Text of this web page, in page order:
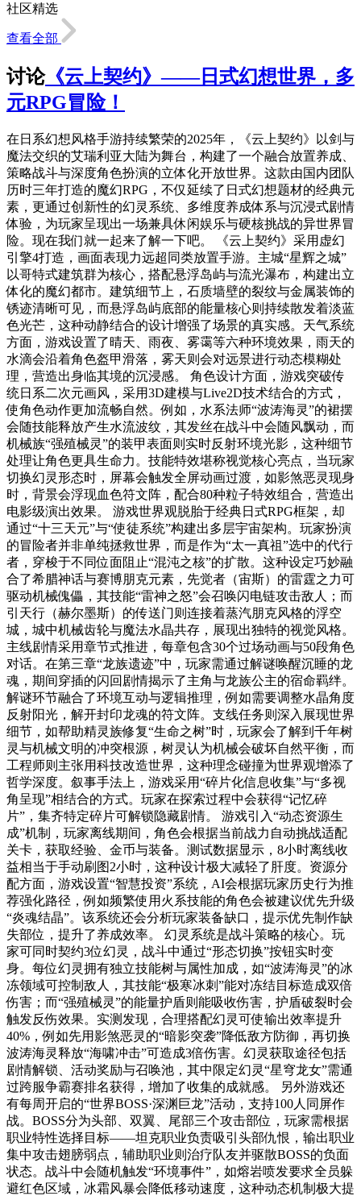
社区精选
查看全部
讨论《云上契约》——日式幻想世界，多
元RPG冒险！
在日系幻想风格手游持续繁荣的2025年，《云上契约》以剑与
魔法交织的艾瑞利亚大陆为舞台，构建了一个融合放置养成、
策略战斗与深度角色扮演的立体化开放世界。这款由国内团队
历时三年打造的魔幻RPG，不仅延续了日式幻想题材的经典元
素，更通过创新性的幻灵系统、多维度养成体系与沉浸式剧情
体验，为玩家呈现出一场兼具休闲娱乐与硬核挑战的异世界冒
险。现在我们就一起来了解一下吧。 《云上契约》采用虚幻
引擎4打造，画面表现力远超同类放置手游。主城“星辉之城”
以哥特式建筑群为核心，搭配悬浮岛屿与流光瀑布，构建出立
体化的魔幻都市。建筑细节上，石质墙壁的裂纹与金属装饰的
锈迹清晰可见，而悬浮岛屿底部的能量核心则持续散发着淡蓝
色光芒，这种动静结合的设计增强了场景的真实感。天气系统
方面，游戏设置了晴天、雨夜、雾霭等六种环境效果，雨天的
水滴会沿着角色盔甲滑落，雾天则会对远景进行动态模糊处
理，营造出身临其境的沉浸感。 角色设计方面，游戏突破传
统日系二次元画风，采用3D建模与Live2D技术结合的方式，
使角色动作更加流畅自然。例如，水系法师“波涛海灵”的裙摆
会随技能释放产生水流波纹，其发丝在战斗中会随风飘动，而
机械族“强殖械灵”的装甲表面则实时反射环境光影，这种细节
处理让角色更具生命力。技能特效堪称视觉核心亮点，当玩家
切换幻灵形态时，屏幕会触发全屏动画过渡，如影煞恶灵现身
时，背景会浮现血色符文阵，配合80种粒子特效组合，营造出
电影级演出效果。 游戏世界观脱胎于经典日式RPG框架，却
通过“十三天元”与“使徒系统”构建出多层宇宙架构。玩家扮演
的冒险者并非单纯拯救世界，而是作为“太一真祖”选中的代行
者，穿梭于不同位面阻止“混沌之核”的扩散。这种设定巧妙融
合了希腊神话与赛博朋克元素，先觉者（宙斯）的雷霆之力可
驱动机械傀儡，其技能“雷神之怒”会召唤闪电链攻击敌人；而
引天行（赫尔墨斯）的传送门则连接着蒸汽朋克风格的浮空
城，城中机械齿轮与魔法水晶共存，展现出独特的视觉风格。
主线剧情采用章节式推进，每章包含30个过场动画与50段角色
对话。在第三章“龙族遗迹”中，玩家需通过解谜唤醒沉睡的龙
魂，期间穿插的闪回剧情揭示了主角与龙族公主的宿命羁绊。
解谜环节融合了环境互动与逻辑推理，例如需要调整水晶角度
反射阳光，解开封印龙魂的符文阵。支线任务则深入展现世界
细节，如帮助精灵族修复“生命之树”时，玩家会了解到千年树
灵与机械文明的冲突根源，树灵认为机械会破坏自然平衡，而
工程师则主张用科技改造世界，这种理念碰撞为世界观增添了
哲学深度。叙事手法上，游戏采用“碎片化信息收集”与“多视
角呈现”相结合的方式。玩家在探索过程中会获得“记忆碎
片”，集齐特定碎片可解锁隐藏剧情。 游戏引入“动态资源生
成”机制，玩家离线期间，角色会根据当前战力自动挑战适配
关卡，获取经验、金币与装备。测试数据显示，8小时离线收
益相当于手动刷图2小时，这种设计极大减轻了肝度。资源分
配方面，游戏设置“智慧投资”系统，AI会根据玩家历史行为推
荐强化路径，例如频繁使用火系技能的角色会被建议优先升级
“炎魂结晶”。该系统还会分析玩家装备缺口，提示优先制作缺
失部位，提升了养成效率。 幻灵系统是战斗策略的核心。玩
家可同时契约3位幻灵，战斗中通过“形态切换”按钮实时变
身。每位幻灵拥有独立技能树与属性加成，如“波涛海灵”的冰
冻领域可控制敌人，其技能“极寒冰刺”能对冻结目标造成双倍
伤害；而“强殖械灵”的能量护盾则能吸收伤害，护盾破裂时会
触发反伤效果。实测发现，合理搭配幻灵可使输出效率提升
40%，例如先用影煞恶灵的“暗影突袭”降低敌方防御，再切换
波涛海灵释放“海啸冲击”可造成3倍伤害。幻灵获取途径包括
剧情解锁、活动奖励与召唤池，其中限定幻灵“星穹龙女”需通
过跨服争霸赛排名获得，增加了收集的成就感。 另外游戏还
有每周开启的“世界BOSS·深渊巨龙”活动，支持100人同屏作
战。BOSS分为头部、双翼、尾部三个攻击部位，玩家需根据
职业特性选择目标——坦克职业负责吸引头部仇恨，输出职业
集中攻击翅膀弱点，辅助职业则治疗队友并驱散BOSS的负面
状态。战斗中会随机触发“环境事件”，如熔岩喷发要求全员躲
避红色区域，冰霜风暴会降低移动速度，这种动态机制极大提